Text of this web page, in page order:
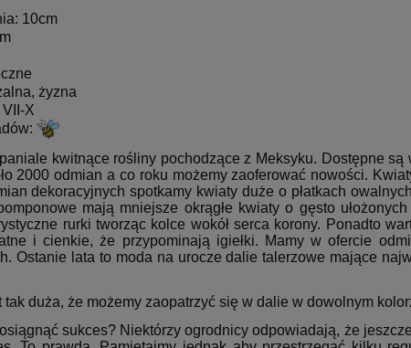
10cm
żyzna
X
kwitnące rośliny pochodzące z Meksyku. Dostępne
2000 odmian a co roku możemy zaoferować nowości.
dekoracyjnych spotkamy kwiaty duże o płatkach
mają mniejsze okrągłe kwiaty o gęsto
rurki tworząc kolce wokół serca korony. Ponadto
i cienkie, że przypominają igiełki. Mamy w ofercie
Ostanie lata to moda na urocze dalie talerzowe mające
tak duża, że możemy zaopatrzyć się w dalie w dowolnym
sukces? Niektórzy ogrodnicy odpowiadają, że